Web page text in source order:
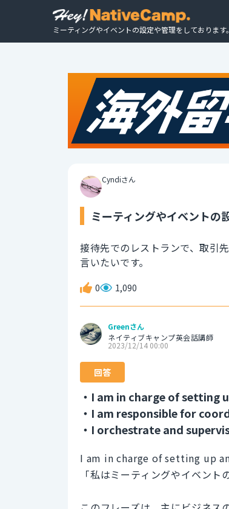
ミーティングやイベントの設定や管理をしております
Cyndiさん
ミーティングやイベントの
接待先でのレストランで、取引
言いたいです。
0 1,090
Greenさん
ネイティブキャンプ英会話講師
2023/12/14 00:00
回答
・I am in charge of setting
・I am responsible for
・I orchestrate and
I am in charge of setting up
「私はミーティングやイベント